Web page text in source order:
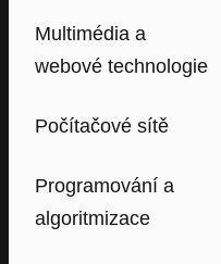
Multimédia a
webové technologie
Počítačové sítě
Programování a
algoritmizace